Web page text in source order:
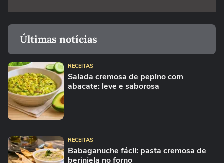
Últimas notícias
RECEITAS
Salada cremosa de pepino com
abacate: leve e saborosa
RECEITAS
Babaganuche fácil: pasta cremosa de
berinjela no forno